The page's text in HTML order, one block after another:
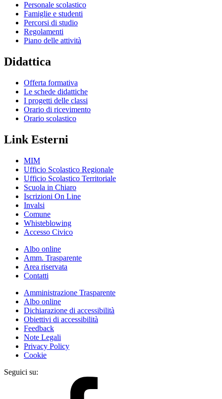
Personale scolastico
Famiglie e studenti
Percorsi di studio
Regolamenti
Piano delle attività
Didattica
Offerta formativa
Le schede didattiche
I progetti delle classi
Orario di ricevimento
Orario scolastico
Link Esterni
MIM
Ufficio Scolastico Regionale
Ufficio Scolastico Territoriale
Scuola in Chiaro
Iscrizioni On Line
Invalsi
Comune
Whisteblowing
Accesso Civico
Albo online
Amm. Trasparente
Area riservata
Contatti
Amministrazione Trasparente
Albo online
Dichiarazione di accessibilità
Obiettivi di accessibilità
Feedback
Note Legali
Privacy Policy
Cookie
Seguici su: